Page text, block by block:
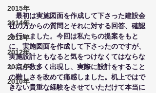
2015年
2014年
2013年
2012年
2011年
2010年
最初は実施図面を作成して下さった建設会
社の方からの質問とそれに対する回答、確認
を行いました。今回は私たちの提案をもと
に、実施図面を作成して下さったのですが、
実施設計ともなると気をつけなくてはならな
い点が数多く出現し、実際に設計をすること
の難しさを改めて痛感しました。机上ではで
きない貴重な経験をさせていただけて本当に